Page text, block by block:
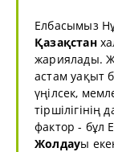
Елбасымыз
Қазақстан
жариялады.
астам уақыт
үңілсек,
фактор - бұл
Жолдауы